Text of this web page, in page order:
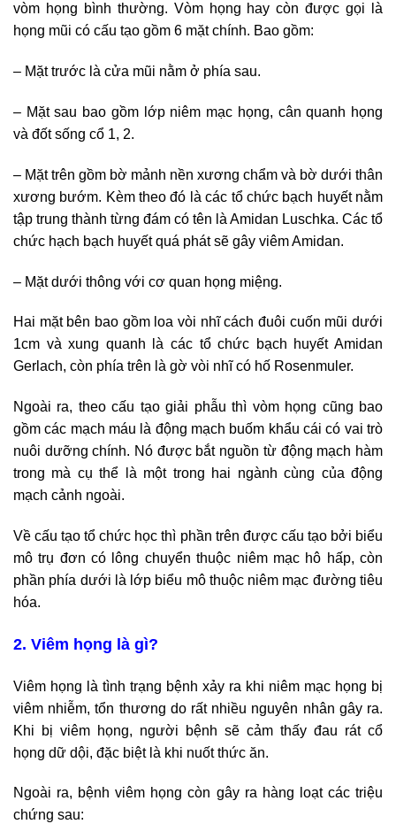
vòm họng bình thường. Vòm họng hay còn được gọi là
họng mũi có cấu tạo gồm 6 mặt chính. Bao gồm:
– Mặt trước là cửa mũi nằm ở phía sau.
– Mặt sau bao gồm lớp niêm mạc họng, cân quanh họng
và đốt sống cổ 1, 2.
– Mặt trên gồm bờ mảnh nền xương chẩm và bờ dưới thân
xương bướm. Kèm theo đó là các tổ chức bạch huyết nằm
tập trung thành từng đám có tên là Amidan Luschka. Các tổ
chức hạch bạch huyết quá phát sẽ gây viêm Amidan.
– Mặt dưới thông với cơ quan họng miệng.
Hai mặt bên bao gồm loa vòi nhĩ cách đuôi cuốn mũi dưới
1cm và xung quanh là các tổ chức bạch huyết Amidan
Gerlach, còn phía trên là gờ vòi nhĩ có hố Rosenmuler.
Ngoài ra, theo cấu tạo giải phẫu thì vòm họng cũng bao
gồm các mạch máu là động mạch buốm khẩu cái có vai trò
nuôi dưỡng chính. Nó được bắt nguồn từ động mạch hàm
trong mà cụ thể là một trong hai ngành cùng của động
mạch cảnh ngoài.
Về cấu tạo tổ chức học thì phần trên được cấu tạo bởi biểu
mô trụ đơn có lông chuyển thuộc niêm mạc hô hấp, còn
phần phía dưới là lớp biểu mô thuộc niêm mạc đường tiêu
hóa.
2. Viêm họng là gì?
Viêm họng là tình trạng bệnh xảy ra khi niêm mạc họng bị
viêm nhiễm, tổn thương do rất nhiều nguyên nhân gây ra.
Khi bị viêm họng, người bệnh sẽ cảm thấy đau rát cổ
họng dữ dội, đặc biệt là khi nuốt thức ăn.
Ngoài ra, bệnh viêm họng còn gây ra hàng loạt các triệu
chứng sau: